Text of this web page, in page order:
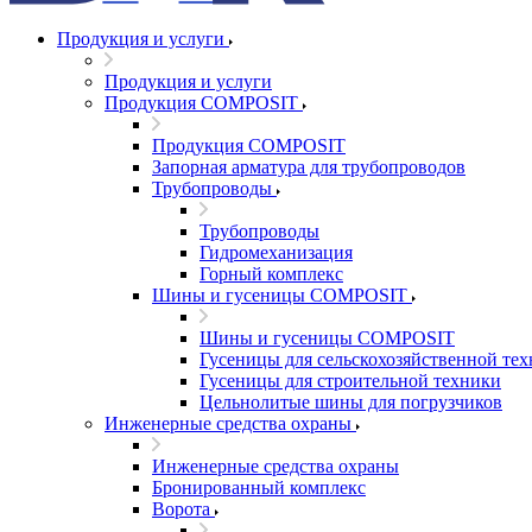
Продукция и услуги
Продукция и услуги
Продукция COMPOSIT
Продукция COMPOSIT
Запорная арматура для трубопроводов
Трубопроводы
Трубопроводы
Гидромеханизация
Горный комплекс
Шины и гусеницы COMPOSIT
Шины и гусеницы COMPOSIT
Гусеницы для сельскохозяйственной
Гусеницы для строительной техники
Цельнолитые шины для погрузчиков
Инженерные средства охраны
Инженерные средства охраны
Бронированный комплекс
Ворота